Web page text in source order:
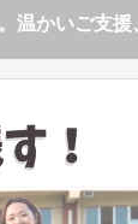
かいご支援